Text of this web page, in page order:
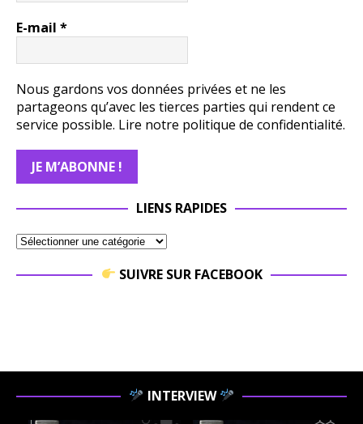
E-mail *
Nous gardons vos données privées et ne les
partageons qu’avec les tierces parties qui rendent ce
service possible. Lire notre politique de confidentialité.
LIENS RAPIDES
SUIVRE SUR FACEBOOK
INTERVIEW